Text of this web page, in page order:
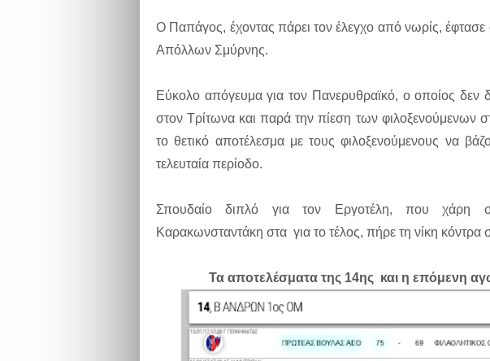
Ο Παπάγος, έχοντας πάρει τον έλεγχο από νωρίς, έφτασε
Απόλλων Σμύρνης.
Εύκολο απόγευμα για τον Πανερυθραϊκό, ο οποίος δεν
στον Τρίτωνα και παρά την πίεση των φιλοξενούμενων
το θετικό αποτέλεσμα με τους φιλοξενούμενους να
τελευταία περίοδο.
Σπουδαίο διπλό για τον Εργοτέλη, που χάρη
Καρακωνσταντάκη στα για το τέλος, πήρε τη νίκη κόντρα
Τα αποτελέσματα της 14ης και η επόμενη